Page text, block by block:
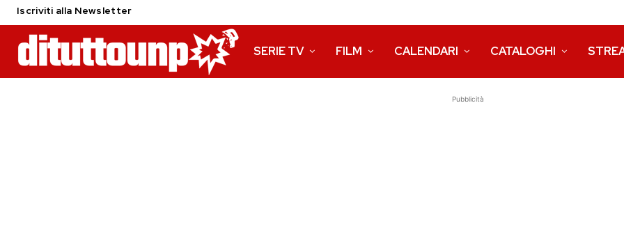
Iscriviti alla Newsletter
SERIE TV FILM CALENDARI CATALOGHI
Pubblicità